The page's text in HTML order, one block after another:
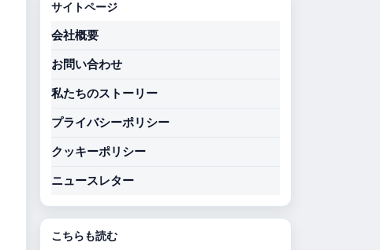
サイトページ
会社概要
お問い合わせ
私たちのストーリー
プライバシーポリシー
クッキーポリシー
ニュースレター
こちらも読む